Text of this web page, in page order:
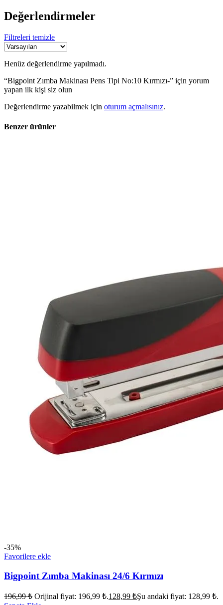
Değerlendirmeler
Filtreleri temizle
Henüz değerlendirme yapılmadı.
“Bigpoint Zımba Makinası Pens Tipi No:10 Kırmızı-” için yorum
yapan ilk kişi siz olun
Değerlendirme yazabilmek için oturum açmalısınız.
Benzer ürünler
-35%
Favorilere ekle
Bigpoint Zımba Makinası 24/6 Kırmızı
196,99₺ Orijinal fiyat: 196,99 ₺.128,99 ₺Şu andaki fiyat: 128,99 ₺.